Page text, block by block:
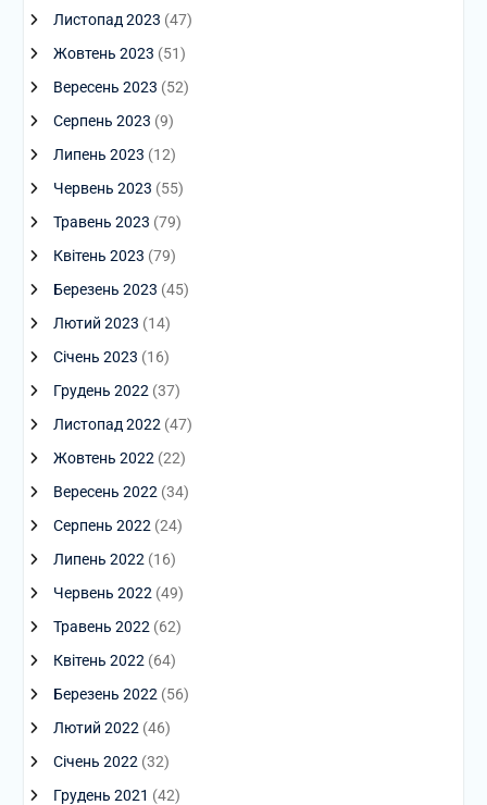
Листопад 2023 (47)
Жовтень 2023 (51)
Вересень 2023 (52)
Серпень 2023 (9)
Липень 2023 (12)
Червень 2023 (55)
Травень 2023 (79)
Квітень 2023 (79)
Березень 2023 (45)
Лютий 2023 (14)
Січень 2023 (16)
Грудень 2022 (37)
Листопад 2022 (47)
Жовтень 2022 (22)
Вересень 2022 (34)
Серпень 2022 (24)
Липень 2022 (16)
Червень 2022 (49)
Травень 2022 (62)
Квітень 2022 (64)
Березень 2022 (56)
Лютий 2022 (46)
Січень 2022 (32)
Грудень 2021 (42)